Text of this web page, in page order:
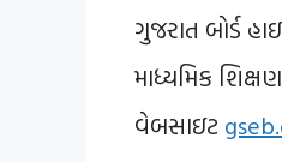
ગુજરાત બોર્ડ
માધ્યમિક
વેબસાઇટ